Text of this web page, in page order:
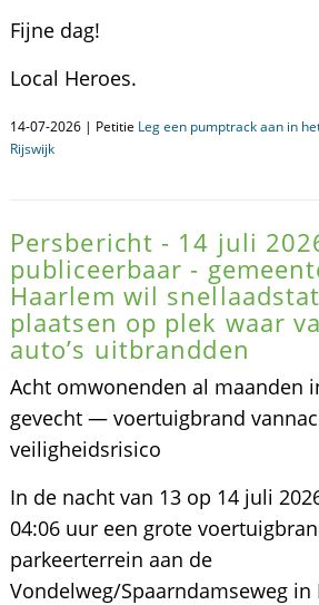
Fijne dag!
Local Heroes.
14-07-2026 | Petitie Leg een pumptrack aan in
Rijswijk
Persbericht - 14 juli
publiceerbaar -
Haarlem wil
plaatsen op plek waar
auto’s uitbrandden
Acht omwonenden al maanden
gevecht — voertuigbrand
veiligheidsrisico
In de nacht van 13 op 14 juli
04:06 uur een grote
parkeerterrein aan de
Vondelweg/Spaarndamseweg in